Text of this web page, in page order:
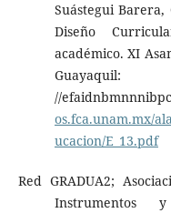
Suástegui
Diseño
académico. XI
//
os.fca.unam.mx/
ucacion/E_13.pdf
Red GRADUA2;
Instrumentos